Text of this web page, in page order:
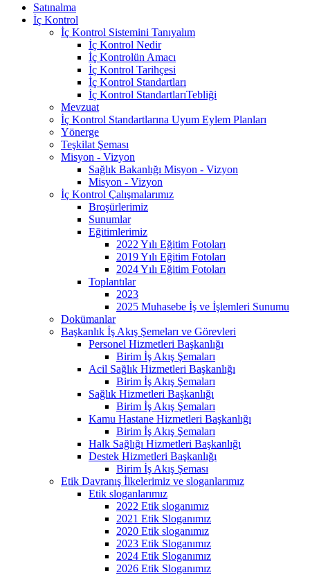
Satınalma
İç Kontrol
İç Kontrol Sistemini Tanıyalım
İç Kontrol Nedir
İç Kontrolün Amacı
İç Kontrol Tarihçesi
İç Kontrol Standartları
İç Kontrol StandartlarıTebliği
Mevzuat
İç Kontrol Standartlarına Uyum Eylem Planları
Yönerge
Teşkilat Şeması
Misyon - Vizyon
Sağlık Bakanlığı Misyon - Vizyon
Misyon - Vizyon
İç Kontrol Çalışmalarımız
Broşürlerimiz
Sunumlar
Eğitimlerimiz
2022 Yılı Eğitim Fotoları
2019 Yılı Eğitim Fotoları
2024 Yılı Eğitim Fotoları
Toplantılar
2023
2025 Muhasebe İş ve İşlemleri Sunumu
Dokümanlar
Başkanlık İş Akış Şemeları ve Görevleri
Personel Hizmetleri Başkanlığı
Birim İş Akış Şemaları
Acil Sağlık Hizmetleri Başkanlığı
Birim İş Akış Şemaları
Sağlık Hizmetleri Başkanlığı
Birim İş Akış Şemaları
Kamu Hastane Hizmetleri Başkanlığı
Birim İş Akış Şemaları
Halk Sağlığı Hizmetleri Başkanlığı
Destek Hizmetleri Başkanlığı
Birim İş Akış Şeması
Etik Davranış İlkelerimiz ve sloganlarımız
Etik sloganlarımız
2022 Etik sloganımız
2021 Etik Sloganımız
2020 Etik sloganımız
2023 Etik Sloganımız
2024 Etik Sloganımız
2026 Etik Sloganımız